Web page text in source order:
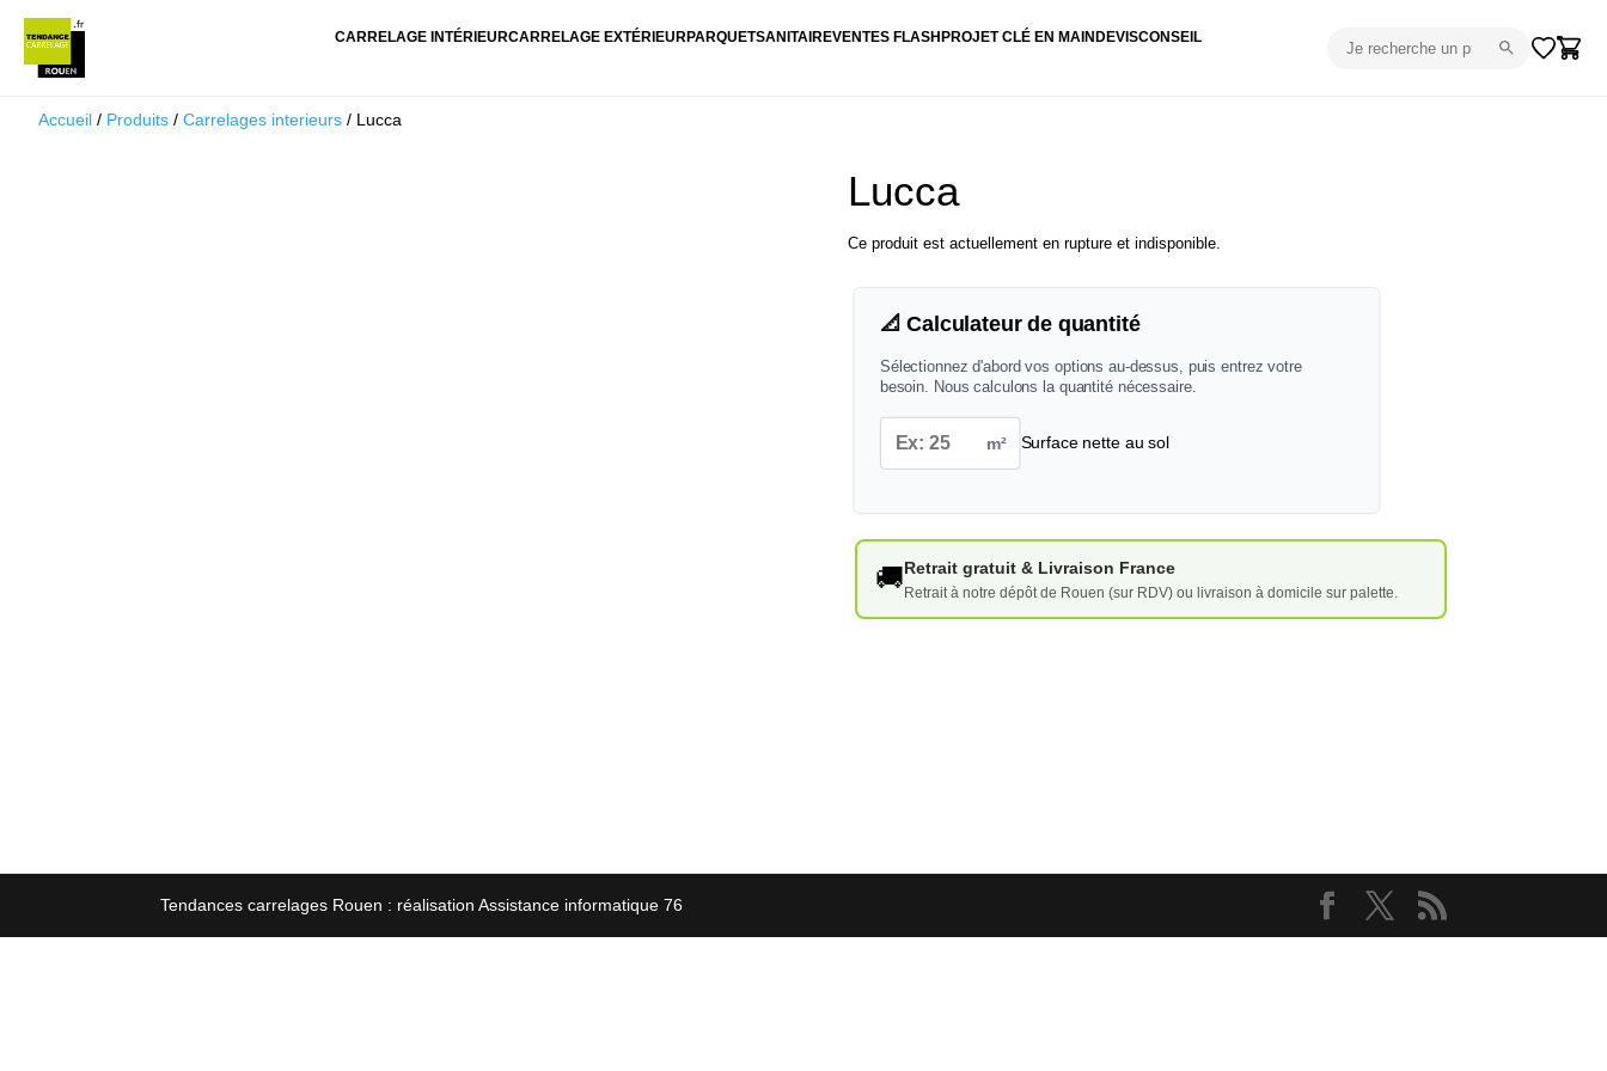
CARRELAGE INTÉRIEURCARRELAGE EXTÉRIEURPARQUETSANITAIREVENTES FLASH PROJET CLÉ EN MAIN DEVISCONSEIL
Accueil / Produits / Carrelages interieurs / Lucca
Lucca
Ce produit est actuellement en rupture et indisponible.
📐 Calculateur de quantité
Sélectionnez d'abord vos options au-dessus, puis entrez votre
besoin. Nous calculons la quantité nécessaire.
m² Surface nette au sol
🚚Retrait gratuit & Livraison France
Retrait à notre dépôt de Rouen (sur RDV) ou livraison à domicile sur palette.
Tendances carrelages Rouen : réalisation Assistance informatique 76